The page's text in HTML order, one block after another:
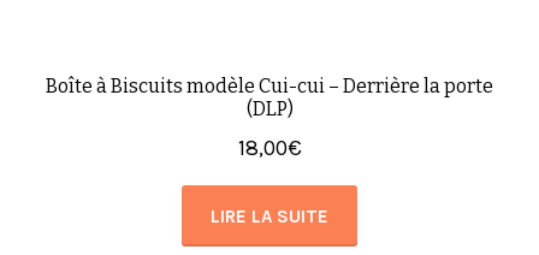
Boîte à Biscuits modèle Cui-cui – Derrière la porte
(DLP)
18,00€
LIRE LA SUITE